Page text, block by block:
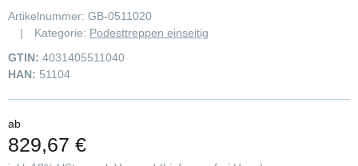
Artikelnummer: GB-0511020
Kategorie: Podesttreppen einseitig
GTIN: 4031405511040
HAN: 51104
ab
829,67 €